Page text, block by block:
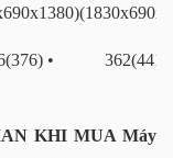
• 362(441)
KHI MUA Máy